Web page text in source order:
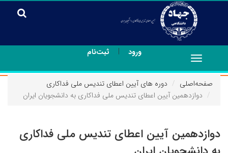
ورود | ثبت‌نام
Toggle
navigation
صفحه‌اصلی
دوره های آیین اعطای تندیس ملی فداکاری
دوازدهمین آیین اعطای تندیس ملی فداکاری به دانشجویان ایران
دوازدهمین آیین اعطای تندیس ملی فداکاری